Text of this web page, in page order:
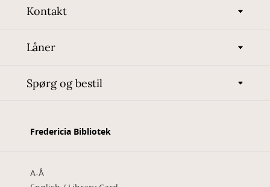
Kontakt
Låner
Spørg og bestil
Fredericia Bibliotek
A-Å